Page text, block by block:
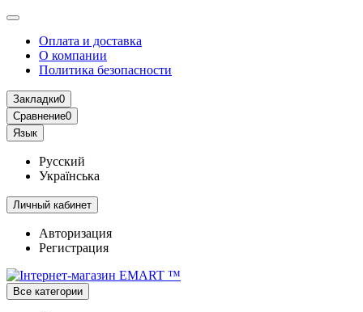
Оплата и доставка
О компании
Политика безопасности
Закладки0
Сравнение0
Язык
Русский
Українська
Личный кабинет
Авторизация
Регистрация
Все категории